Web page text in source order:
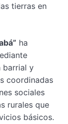
tierras en
ha
barrial y
coordinadas
sociales
rurales que
básicos.